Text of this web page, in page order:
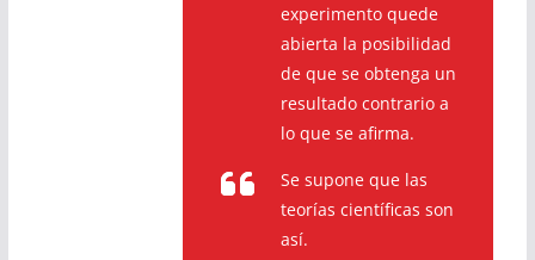
experimento quede
abierta la posibilidad
de que se obtenga un
resultado contrario a
lo que se afirma.
Se supone que las
teorías científicas son
así.